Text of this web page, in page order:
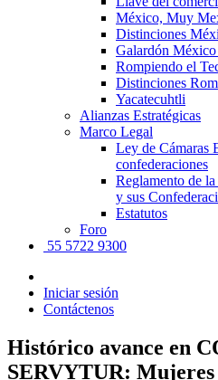
México, Muy
Distinciones
Galardón
Rompiendo el
Distinciones
Yacatecuhtli
Alianzas Estratégicas
Marco Legal
Ley de Cámaras
confederaciones
Reglamento de
y sus
Estatutos
Foro
55 5722 9300
Iniciar sesión
Contáctenos
Histórico avance en
SERVYTUR: